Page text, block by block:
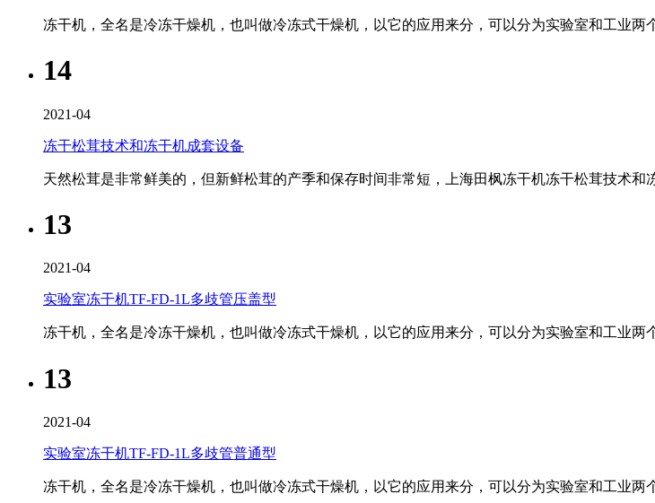
冻干机，全名是冷冻干燥机，也叫做冷冻式干燥机，以它的应用来分，可以分为实验室和工业
14
2021-04
冻干松茸技术和冻干机成套设备
天然松茸是非常鲜美的，但新鲜松茸的产季和保存时间非常短，上海田枫冻干机冻干松茸技术
13
2021-04
实验室冻干机TF-FD-1L多歧管压盖型
冻干机，全名是冷冻干燥机，也叫做冷冻式干燥机，以它的应用来分，可以分为实验室和工业
13
2021-04
实验室冻干机TF-FD-1L多歧管普通型
冻干机，全名是冷冻干燥机，也叫做冷冻式干燥机，以它的应用来分，可以分为实验室和工业